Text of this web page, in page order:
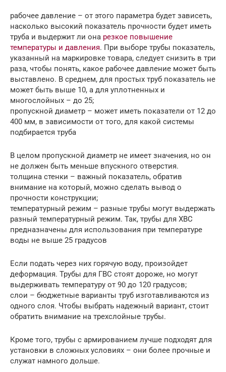
рабочее давление – от этого параметра будет зависеть,
насколько высокий показатель прочности будет иметь
труба и выдержит ли она резкое повышение
температуры и давления. При выборе трубы показатель,
указанный на маркировке товара, следует снизить в три
раза, чтобы понять, какое рабочее давление может быть
выставлено. В среднем, для простых труб показатель не
может быть выше 10, а для уплотненных и
многослойных – до 25;
пропускной диаметр – может иметь показатели от 12 до
400 мм, в зависимости от того, для какой системы
подбирается труба
В целом пропускной диаметр не имеет значения, но он
не должен быть меньше впускного отверстия.
толщина стенки – важный показатель, обратив
внимание на который, можно сделать вывод о
прочности конструкции;
температурный режим – разные трубы могут выдержать
разный температурный режим. Так, трубы для ХВС
предназначены для использования при температуре
воды не выше 25 градусов
Если подать через них горячую воду, произойдет
деформация. Трубы для ГВС стоят дороже, но могут
выдерживать температуру от 90 до 120 градусов;
слои – бюджетные варианты труб изготавливаются из
одного слоя. Чтобы выбрать надежный вариант, стоит
обратить внимание на трехслойные трубы.
Кроме того, трубы с армированием лучше подходят для
установки в сложных условиях – они более прочные и
служат намного дольше.